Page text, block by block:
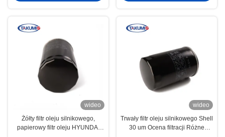
wideo
Żółty filtr oleju silnikowego,
papierowy filtr oleju HYUNDAI
wideo
Trwały filtr oleju silnikowego Shell
30 um Ocena filtracji Różne